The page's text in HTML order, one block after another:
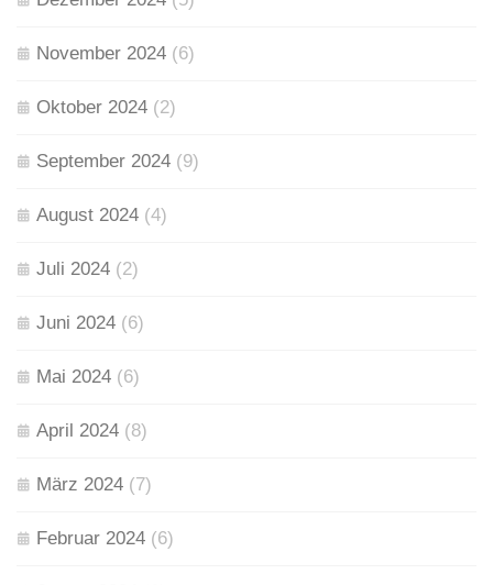
November 2024 (6)
Oktober 2024 (2)
September 2024 (9)
August 2024 (4)
Juli 2024 (2)
Juni 2024 (6)
Mai 2024 (6)
April 2024 (8)
März 2024 (7)
Februar 2024 (6)